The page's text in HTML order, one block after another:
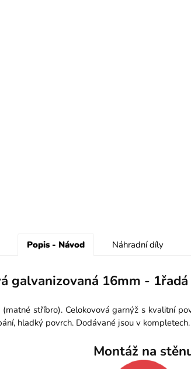
Popis - Návod Náhradní díly
galvanizovaná 16mm -
stříbro). Celokovová garnýž s kvalitní
hladký povrch. Dodávané jsou v kompletech.
Montáž na